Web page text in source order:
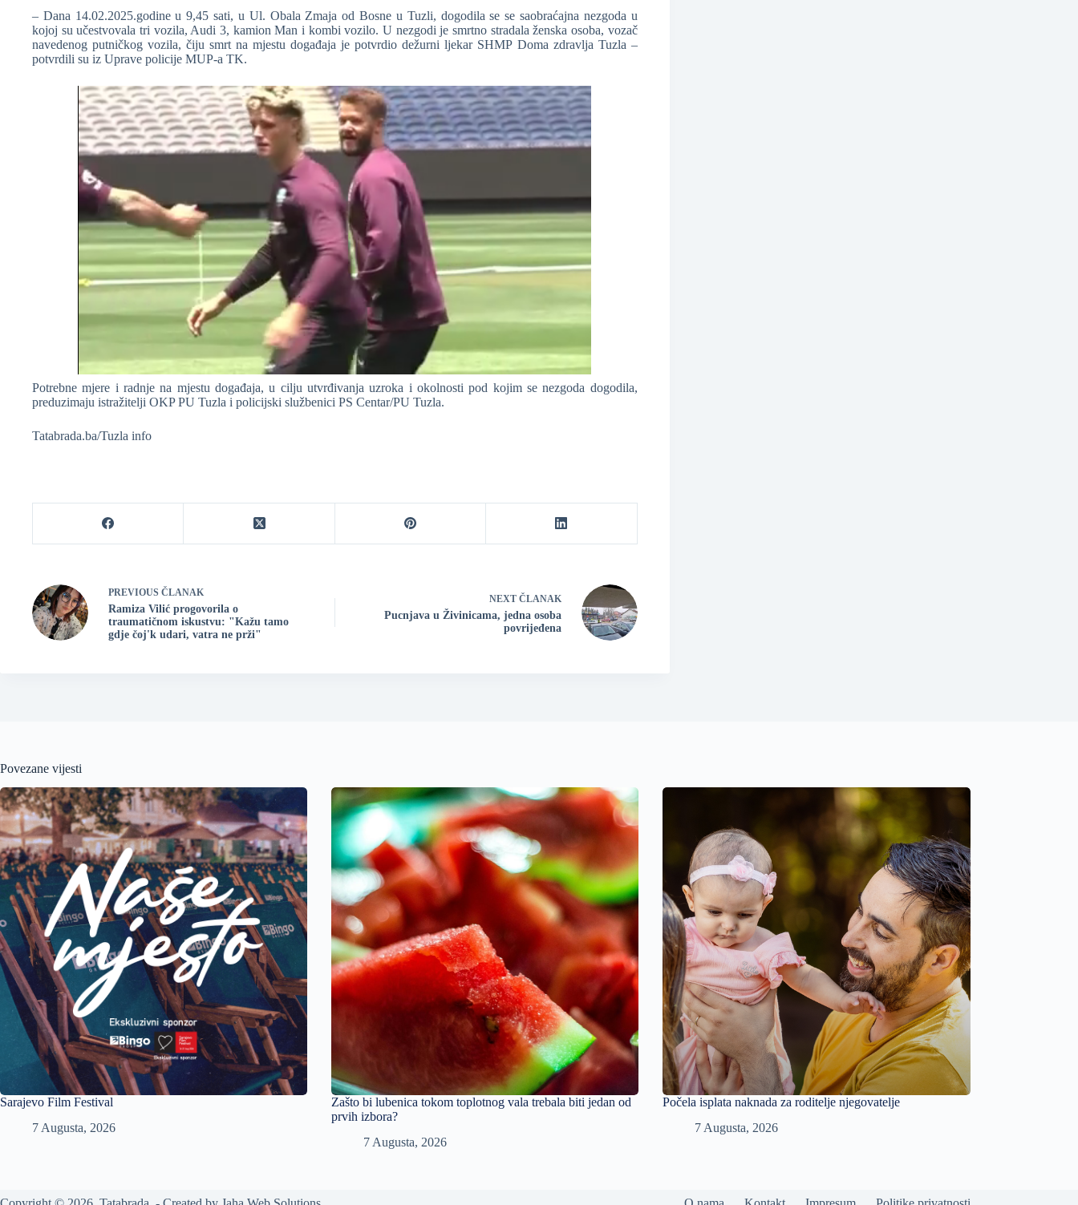
– Dana 14.02.2025.godine u 9,45 sati, u Ul. Obala Zmaja od Bosne u Tuzli, dogodila se se saobraćajna nezgoda u
kojoj su učestvovala tri vozila, Audi 3, kamion Man i kombi vozilo. U nezgodi je smrtno stradala ženska osoba, vozač
navedenog putničkog vozila, čiju smrt na mjestu događaja je potvrdio dežurni ljekar SHMP Doma zdravlja Tuzla –
potvrdili su iz Uprave policije MUP-a TK.
Potrebne mjere i radnje na mjestu događaja, u cilju utvrđivanja uzroka i okolnosti pod kojim se nezgoda dogodila,
preduzimaju istražitelji OKP PU Tuzla i policijski službenici PS Centar/PU Tuzla.
Tatabrada.ba/Tuzla info
PREVIOUS ČLANAK
Ramiza Vilić progovorila o
traumatičnom iskustvu: "Kažu tamo
gdje čoj'k udari, vatra ne prži"
NEXT ČLANAK
Pucnjava u Živinicama, jedna osoba
povrijeđena
Povezane vijesti
Sarajevo Film Festival
7 Augusta, 2026
Zašto bi lubenica tokom toplotnog vala trebala biti jedan od
prvih izbora?
7 Augusta, 2026
Počela isplata naknada za roditelje njegovatelje
7 Augusta, 2026